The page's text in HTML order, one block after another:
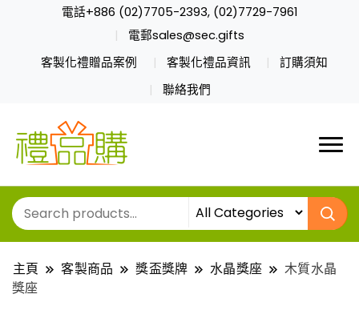
電話+886 (02)7705-2393, (02)7729-7961
電郵sales@sec.gifts
客製化禮贈品案例
客製化禮品資訊
訂購須知
聯絡我們
主頁 客製商品 獎盃獎牌 水晶獎座
木質水晶
獎座